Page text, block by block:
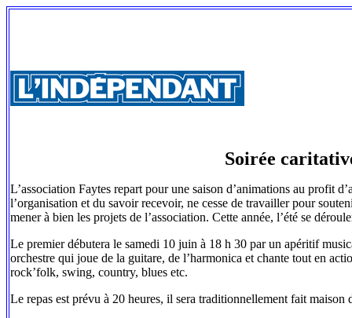
Soirée
L’association Faytes repart pour une saison d’animations au profit
l’organisation et du savoir recevoir, ne cesse de travailler pour
mener à bien les projets de l’association. Cette année, l’été se
Le premier débutera le samedi 10 juin à 18 h 30 par un apéritif
orchestre qui joue de la guitare, de l’harmonica et chante tout en
rock’folk, swing, country, blues etc.
Le repas est prévu à 20 heures, il sera traditionnellement fait maison